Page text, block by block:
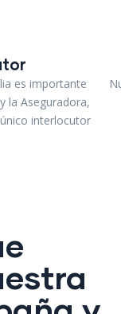
es importante
la Aseguradora,
interlocutor